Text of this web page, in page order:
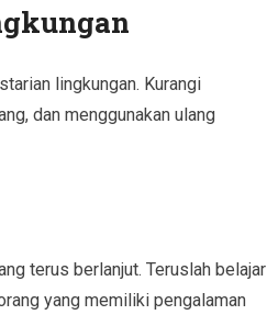
lingkungan. Kurangi
dan menggunakan ulang
terus berlanjut. Teruslah belajar
yang memiliki pengalaman